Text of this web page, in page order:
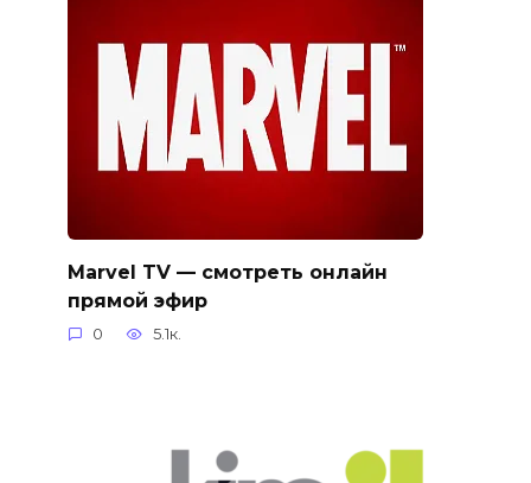
Marvel TV — смотреть онлайн
прямой эфир
0 5.1к.